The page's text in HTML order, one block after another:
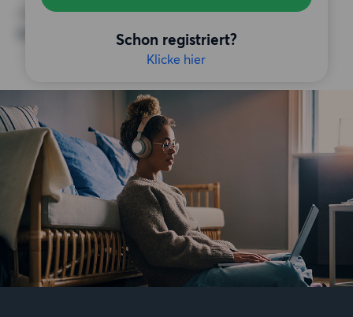
Schon registriert?
Klicke hier
SONSTIGE PRÄFERENZEN
Keine bestimmten Präferenzen